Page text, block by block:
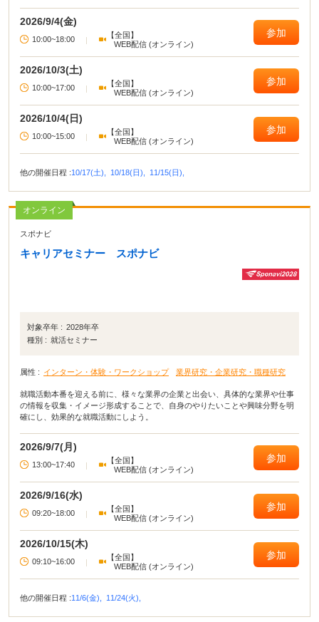
2026/9/4(金)
10:00~18:00 |
【全国】
WEB配信 (オンライン)
参加
2026/10/3(土)
10:00~17:00 |
【全国】
WEB配信 (オンライン)
参加
2026/10/4(日)
10:00~15:00 |
【全国】
WEB配信 (オンライン)
参加
他の開催日程 :10/17(土), 10/18(日), 11/15(日),
オンライン
スポナビ
キャリアセミナー スポナビ
対象卒年 : 2028年卒
種別 : 就活セミナー
属性 : インターン・体験・ワークショップ 業界研究・企業研究・職種研究
就職活動本番を迎える前に、様々な業界の企業と出会い、具体的な業界や仕事
の情報を収集・イメージ形成することで、自身のやりたいことや興味分野を明
確にし、効果的な就職活動にしよう。
2026/9/7(月)
13:00~17:40 |
【全国】
WEB配信 (オンライン)
参加
2026/9/16(水)
09:20~18:00 |
【全国】
WEB配信 (オンライン)
参加
2026/10/15(木)
09:10~16:00 |
【全国】
WEB配信 (オンライン)
参加
他の開催日程 :11/6(金), 11/24(火),